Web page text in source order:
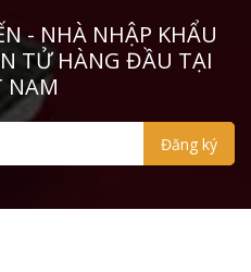
- NHÀ NHẬP KHẨU
TỬ HÀNG ĐẦU TẠI
NAM